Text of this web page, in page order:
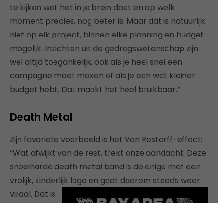
te kijken wat het in je brein doet en op welk
moment precies, nog beter is. Maar dat is natuurlijk
niet op elk project, binnen elke planning en budget
mogelijk. Inzichten uit de gedragswetenschap zijn
wel altijd toegankelijk, ook als je heel snel een
campagne moet maken of als je een wat kleiner
budget hebt. Dat maakt het heel bruikbaar.”
Death Metal
Zijn favoriete voorbeeld is het Von Restorff-effect:
“Wat afwijkt van de rest, trekt onze aandacht. Deze
snoeiharde death metal band is de enige met een
vrolijk, kinderlijk logo en gaat daarom steeds weer
viraal. Dat is